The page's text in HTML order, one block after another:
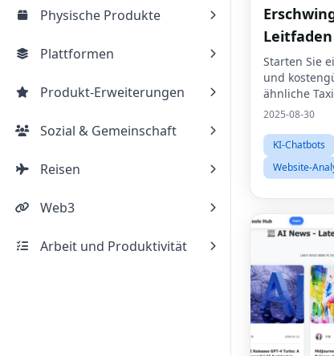
Physische Produkte
Plattformen
Produkt-Erweiterungen
Sozial & Gemeinschaft
Reisen
Web3
Arbeit und Produktivität
Clone App
Starten Sie
und
ähnliche
2025-08-30
KI-Chatbots
Website-